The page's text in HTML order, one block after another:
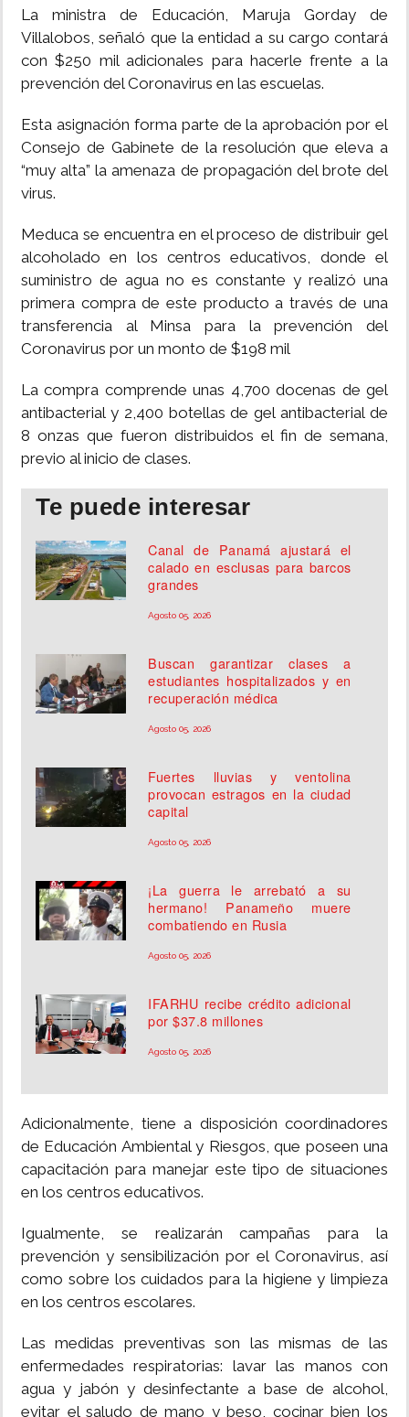
La ministra de Educación, Maruja Gorday de
Villalobos, señaló que la entidad a su cargo contará
con $250 mil adicionales para hacerle frente a la
prevención del Coronavirus en las escuelas.
Esta asignación forma parte de la aprobación por el
Consejo de Gabinete de la resolución que eleva a
“muy alta” la amenaza de propagación del brote del
virus.
Meduca se encuentra en el proceso de distribuir gel
alcoholado en los centros educativos, donde el
suministro de agua no es constante y realizó una
primera compra de este producto a través de una
transferencia al Minsa para la prevención del
Coronavirus por un monto de $198 mil
La compra comprende unas 4,700 docenas de gel
antibacterial y 2,400 botellas de gel antibacterial de
8 onzas que fueron distribuidos el fin de semana,
previo al inicio de clases.
Te puede interesar
Canal de Panamá ajustará el
calado en esclusas para barcos
grandes
Agosto 05, 2026
Buscan garantizar clases a
estudiantes hospitalizados y en
recuperación médica
Agosto 05, 2026
Fuertes lluvias y ventolina
provocan estragos en la ciudad
capital
Agosto 05, 2026
¡La guerra le arrebató a su
hermano! Panameño muere
combatiendo en Rusia
Agosto 05, 2026
IFARHU recibe crédito adicional
por $37.8 millones
Agosto 05, 2026
Adicionalmente, tiene a disposición coordinadores
de Educación Ambiental y Riesgos, que poseen una
capacitación para manejar este tipo de situaciones
en los centros educativos.
Igualmente, se realizarán campañas para la
prevención y sensibilización por el Coronavirus, así
como sobre los cuidados para la higiene y limpieza
en los centros escolares.
Las medidas preventivas son las mismas de las
enfermedades respiratorias: lavar las manos con
agua y jabón y desinfectante a base de alcohol,
evitar el saludo de mano y beso, cocinar bien los